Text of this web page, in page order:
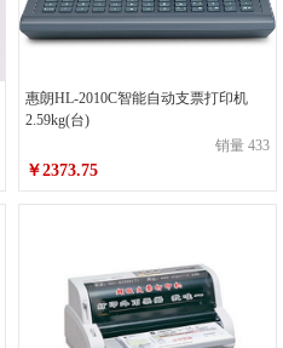
惠朗HL-2010C智能自动支票打印机
2.59kg(台)
销量 433
￥2373.75